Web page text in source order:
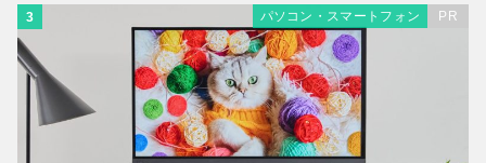
3 パソコン・スマートフォン PR